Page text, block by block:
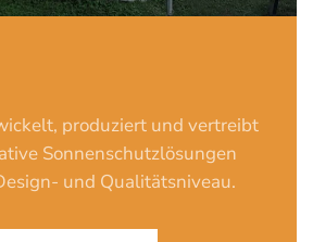
produziert und vertreibt
Sonnenschutzlösungen
und Qualitätsniveau.